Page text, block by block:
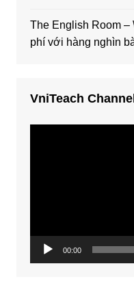
The English Room –
phí với hàng nghìn
VniTeach Channel
00:00